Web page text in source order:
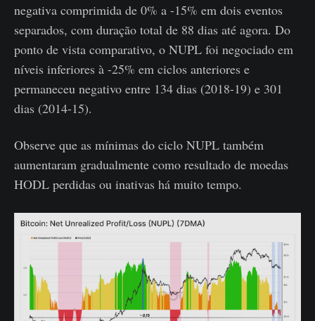
negativa comprimida de 0% a -15% em dois eventos
separados, com duração total de 88 dias até agora. Do
ponto de vista comparativo, o NUPL foi negociado em
níveis inferiores à -25% em ciclos anteriores e
permaneceu negativo entre 134 dias (2018-19) e 301
dias (2014-15).
Observe que as mínimas do ciclo NUPL também
aumentaram gradualmente como resultado de moedas
HODL perdidas ou inativas há muito tempo.